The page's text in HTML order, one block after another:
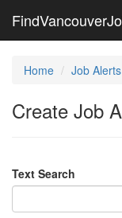
Home Job Alerts
Create Job
Text Search